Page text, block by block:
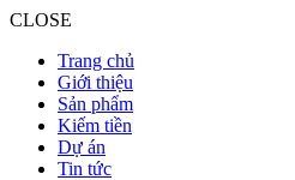
CLOSE
Trang chủ
Giới thiệu
Sản phẩm
Kiếm tiền
Dự án
Tin tức